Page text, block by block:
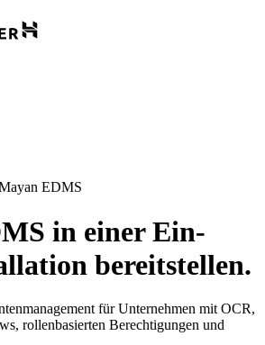
EDMS
in einer Ein-
bereitstellen.
für Unternehmen mit OCR,
rollenbasierten Berechtigungen und